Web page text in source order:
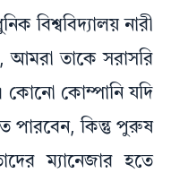
বিশ্ববিদ্যালয় নারী
আমরা তাকে সরাসরি
কোনো কোম্পানি যদি
পারবেন, কিন্তু পুরুষ
ম্যানেজার হতে